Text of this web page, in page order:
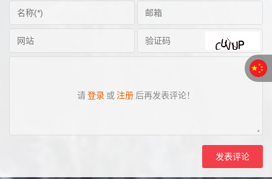
请登录 或 注册 后再发表评论！